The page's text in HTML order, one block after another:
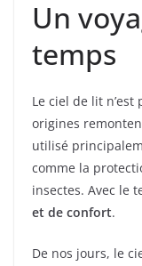
Un
temps
Le ciel de lit
origines
utilisé
comme la
insectes. Avec le
et de confort.
De nos jours, le